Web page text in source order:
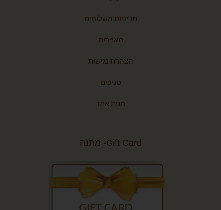
מדיניות משלוחים
מאמרים
הצהרת נגישות
סניפים
מפת אתר
Gift Card- מתנה